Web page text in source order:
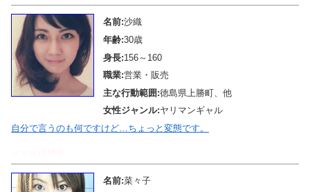
名前:沙織
年齢:30歳
身長:156～160
職業:営業・販売
主な行動範囲:徳島県上勝町、他
女性ジャンル:ヤリマンギャル
自分で言うのも何ですけど…ちょっと変態です。
名前:菜々子